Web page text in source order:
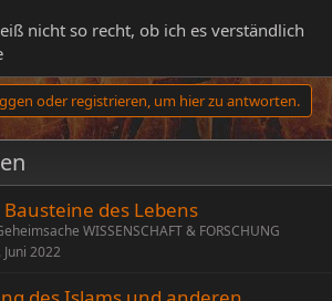
nicht so recht, ob ich es verständlich
oder registrieren, um hier zu antworten.
des Lebens
WISSENSCHAFT & FORSCHUNG
Juni 2022